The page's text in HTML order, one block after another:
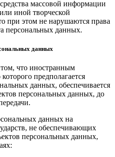
массовой информации
иной творческой
при этом не нарушаются права
персональных данных.
данных
том, что иностранным
предполагается
данных, обеспечивается
персональных данных, до
данных на
не обеспечивающих
персональных данных,